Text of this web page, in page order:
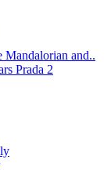
Mandalorian and..
Prada 2